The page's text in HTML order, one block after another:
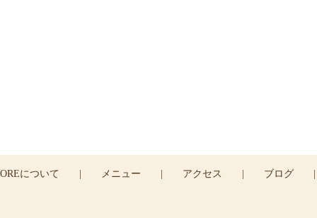
CONTACT >
について メニュー アクセス ブログ